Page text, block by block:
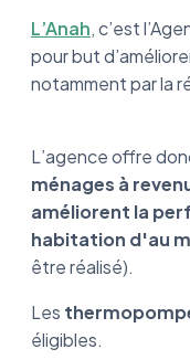
L’Anah, c’est
pour but
notamment par la
L’agence offre
ménages à
améliorent la
habitation d'au
être réalisé).
Les
éligibles.